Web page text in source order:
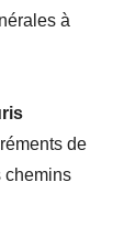
à
de
chemins